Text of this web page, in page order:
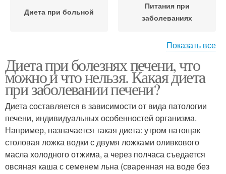
Диета при больной
Питания при
заболеваниях
Диета для печени
заболевании
Диета для
восстановления
Показать все
Диета при болезнях печени, что
можно и что нельзя. Какая диета
при заболевании печени?
Диета составляется в зависимости от вида патологии
печени, индивидуальных особенностей организма.
Например, назначается такая диета: утром натощак
столовая ложка водки с двумя ложками оливкового
масла холодного отжима, а через полчаса съедается
овсяная каша с семенем льна (сваренная на воде без